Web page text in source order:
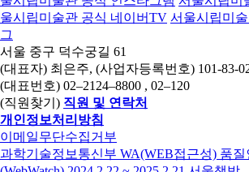
울시립미술관 공식 네이버TV 서울시립미
그
서울 중구 덕수궁길 61
(대표자) 최은주, (사업자등록번호) 101-83-
(대표번호) 02–2124–8800 , 02–120
(직원찾기) 직원 및 연락처
개인정보처리방침
이메일무단수집거부
과학기술정보통신부 WA(WEB접근성) 품질